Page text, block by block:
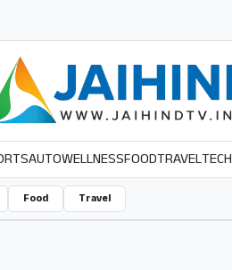
AUTOWELLNESSFOODTRAVELTECH
Food Travel